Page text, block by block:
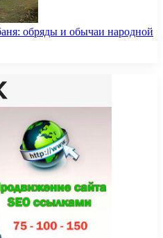
обряды и обычаи народной